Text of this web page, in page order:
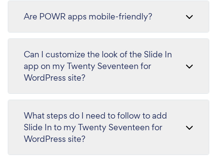
Are POWR apps mobile-friendly?
Can I customize the look of the Slide In
app on my Twenty Seventeen for
WordPress site?
What steps do I need to follow to add
Slide In to my Twenty Seventeen for
WordPress site?